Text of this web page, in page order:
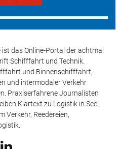
das Online-Portal der achtmal
Schifffahrt und Technik.
und Binnenschifffahrt,
und intermodaler Verkehr
Praxiserfahrene Journalisten
Klartext zu Logistik in See-
Verkehr, Reedereien,